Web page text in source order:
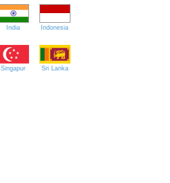
India Indonesia
Singapur Sri Lanka